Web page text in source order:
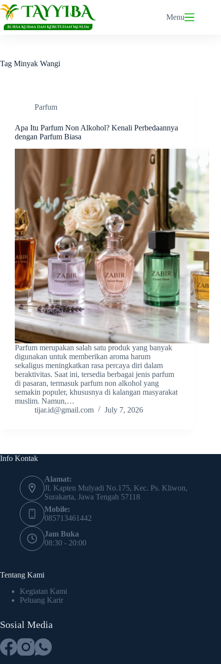
Skip
to
content
Menu
Tag Minyak Wangi
Parfum
Apa Itu Parfum Non Alkohol? Kenali Perbedaannya
dengan Parfum Biasa
Parfum merupakan salah satu produk yang banyak
digunakan untuk memberikan aroma harum
sekaligus meningkatkan rasa percaya diri dalam
beraktivitas. Saat ini, tersedia berbagai jenis parfum
di pasaran, termasuk parfum non alkohol yang
semakin populer, khususnya di kalangan masyarakat
muslim. Namun,…
tijar.id@gmail.com
July 7, 2026
Info Kontak
Alamat:
Jl. Kapten Mulyadi No.175, Kec. Ps. Kliwon,
Surakarta, Jawa Tengah 57118
Mobile:
085713461442
Jam Buka
08:30 - 20:00
Tentang Kami
Kegiatan Kami
Peluang Karir
Sosial Media